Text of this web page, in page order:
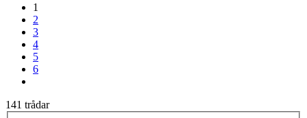
1
2
3
4
5
6
141 trådar